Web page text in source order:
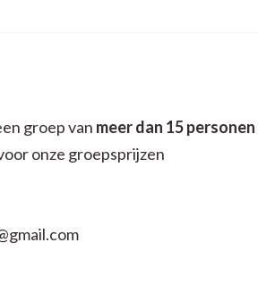
groep van meer dan 15 personen
onze groepsprijzen